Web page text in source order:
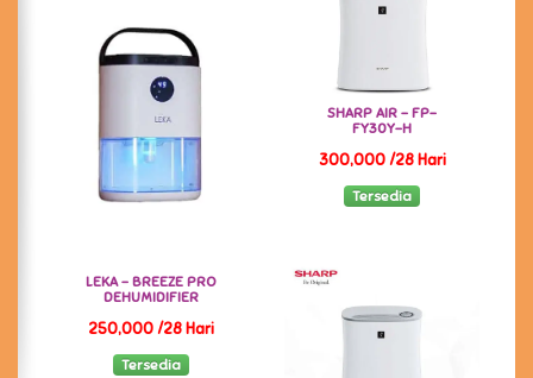
LEKA - BREEZE PRO
DEHUMIDIFIER
250,000 /28 Hari
Tersedia
SHARP AIR - FP-
FY30Y-H
300,000 /28 Hari
Tersedia